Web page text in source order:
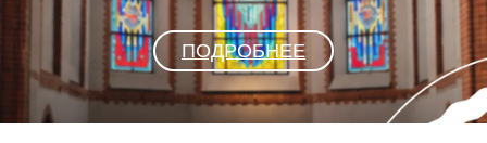
ПОДРОБНЕЕ